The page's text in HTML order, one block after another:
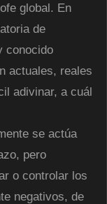
global. En
de
conocido
actuales, reales
adivinar, a cuál
se actúa
pero
o controlar los
negativos, de